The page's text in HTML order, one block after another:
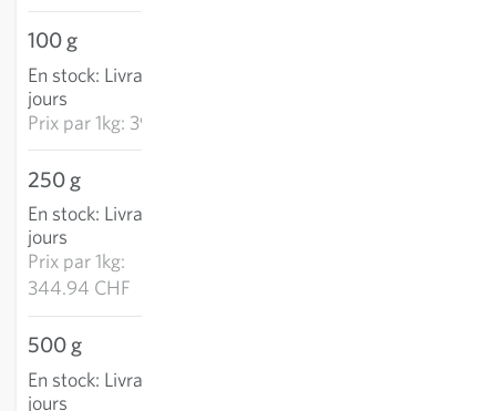
100 g
En stock: Livraison 2-4
jours
Prix par1kg: 392.45 CHF
250 g
En stock: Livraison 2-4
jours
Prix par1kg:
344.94 CHF
500 g
En stock: Livraison 2-4
jours